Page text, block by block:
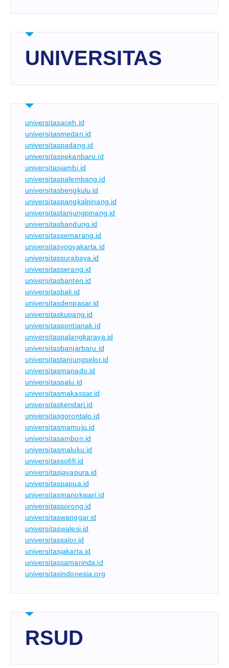
UNIVERSITAS
universitasaceh.id
universitasmedan.id
universitaspadang.id
universitaspekanbaru.id
universitasjambi.id
universitaspalembang.id
universitasbengkulu.id
universitaspangkalpinang.id
universitastanjungpinang.id
universitasbandung.id
universitassemarang.id
universitasyogyakarta.id
universitassurabaya.id
universitasserang.id
universitasbanten.id
universitasbali.id
universitasdenpasar.id
universitaskupang.id
universitaspontianak.id
universitaspalangkaraya.id
universitasbanjarbaru.id
universitastanjungselor.id
universitasmanado.id
universitaspalu.id
universitasmakassar.id
universitaskendari.id
universitasgorontalo.id
universitasmamuju.id
universitasambon.id
universitasmaluku.id
universitassofifi.id
universitasjayapura.id
universitaspapua.id
universitasmanokwari.id
universitassorong.id
universitaswanggar.id
universitaswalesi.id
universitassalor.id
universitasjakarta.id
universitassamarinda.id
universitasindonesia.org
RSUD